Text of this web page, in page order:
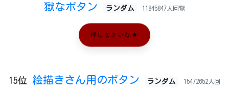
獄なボタン
ランダム 11845847人回覧
押しなさいな★
15位 絵描きさん用のボタン ランダム 15472652人回